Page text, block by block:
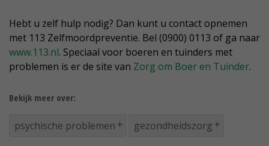
Hebt u zelf hulp nodig? Dan kunt u contact opnemen
met 113 Zelfmoordpreventie. Bel (0900) 0113 of ga naar
www.113.nl. Speciaal voor boeren en tuinders met
problemen is er de site van Zorg om Boer en Tuinder.
Bekijk meer over:
psychische problemen gezondheidszorg